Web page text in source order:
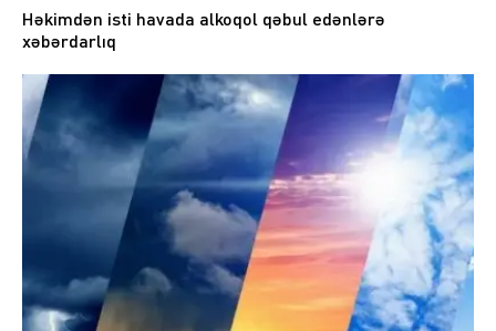
Həkimdən isti havada alkoqol qəbul edənlərə
xəbərdarlıq